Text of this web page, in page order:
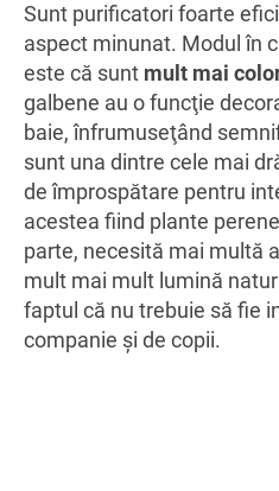
Sunt purificatori foarte
aspect minunat. Modul în
este că sunt mult mai
galbene au o funcţie
baie, înfrumuseţând
sunt una dintre cele mai
de împrospătare pentru
acestea fiind plante
parte, necesită mai multă
mult mai mult lumină
faptul că nu trebuie să fie
companie şi de copii.